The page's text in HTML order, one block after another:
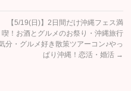
【5/19(日)】2日間だけ沖縄フェス満
喫！お酒とグルメのお祭り・沖縄旅行
分・グルメ好き散策ツアーコン♪やっ
ぱり沖縄！恋活・婚活 →